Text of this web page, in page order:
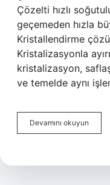
Çözelti hızlı
geçemeden hızla
Kristallendirme
Kristalizasyonla
kristalizasyon,
ve temelde aynı
Devamını okuyun
Hangi